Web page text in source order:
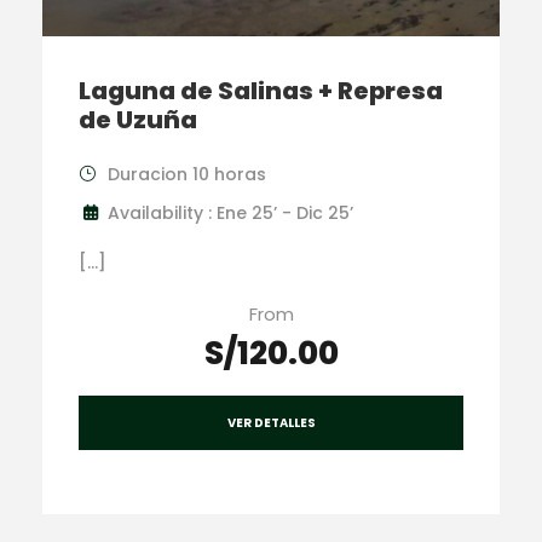
Laguna de Salinas + Represa
de Uzuña
Duracion 10 horas
Availability : Ene 25’ - Dic 25’
[…]
From
S/120.00
VER DETALLES